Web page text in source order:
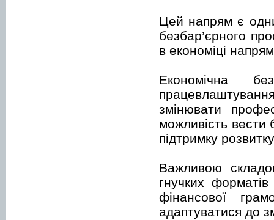
Цей напрям є
безбар’єрного
в економіці
Економічна
змінювати
можливість вести
підтримку
Важливою
гнучких
фінансової
адаптуватися до